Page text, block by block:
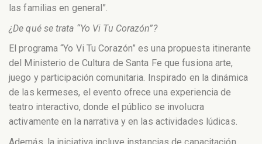
las familias en general”.
¿De qué se trata “Yo Vi Tu Corazón”?
El programa “Yo Vi Tu Corazón” es una propuesta itinerante
del Ministerio de Cultura de Santa Fe que fusiona arte,
juego y participación comunitaria. Inspirado en la dinámica
de las kermeses, el evento ofrece una experiencia de
teatro interactivo, donde el público se involucra
activamente en la narrativa y en las actividades lúdicas.